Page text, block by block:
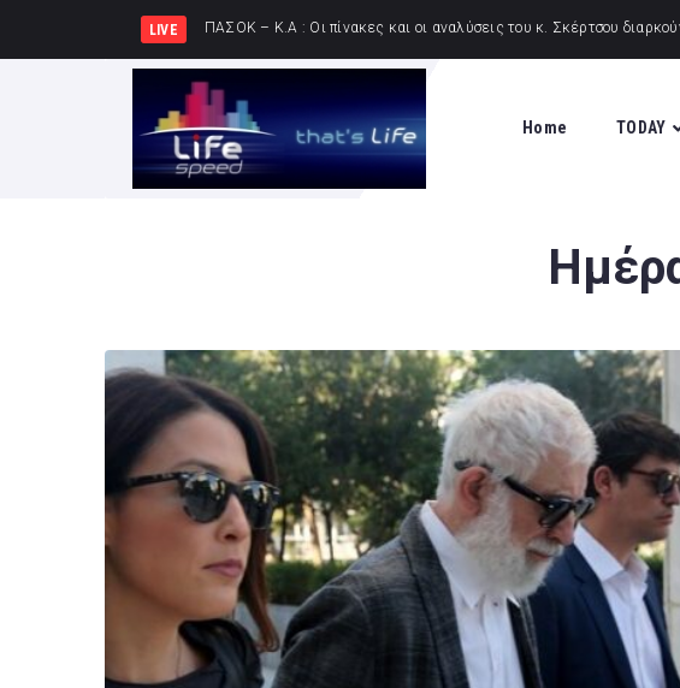
LIVE ΚΚΕ: Σε μια περιοχή που ήδη φλέγεται το
Home TODAY